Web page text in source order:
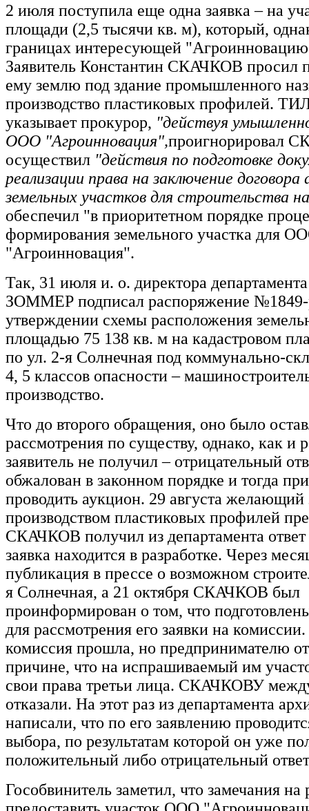
2 июля поступила еще одна заявка – на
площади (2,5 тысячи кв. м), который,
границах интересующей
Заявитель Константин СКАЧКОВ просил
ему землю под здание промышленного
производство пластиковых профилей.
указывает прокурор, "действуя
ООО "Агроинновация",проигнорировал
осуществил "действия по подготовке
реализации права на заключение договора
земельных участков для строительства
обеспечил "в приоритетном порядке
формирования земельного участка для
"Агроинновация".
Так, 31 июля и. о. директора
ЗОММЕР подписал распоряжение
утверждении схемы расположения
площадью 75 138 кв. м на кадастровом
по ул. 2-я Солнечная под коммунально-
4, 5 классов опасности –
производство.
Что до второго обращения, оно было
рассмотрения по существу, однако, как и
заявитель не получил – отрицательный
обжалован в законном порядке и тогда
проводить аукцион. 29 августа желающий
производством пластиковых профилей
СКАЧКОВ получил из департамента ответ
заявка находится в разработке. Через
публикация в прессе о возможном
я Солнечная, а 21 октября СКАЧКОВ был
проинформирован о том, что
для рассмотрения его заявки на
комиссия прошла, но предпринимателю
причине, что на испрашиваемый им
свои права третьи лица. СКАЧКОВУ
отказали. На этот раз из департамента
написали, что по его заявлению
выбора, по результатам которой он уже
положительный либо отрицательный
Гособвинитель заметил, что замечания